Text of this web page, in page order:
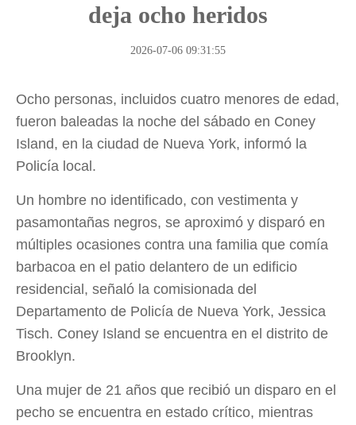
deja ocho heridos
2026-07-06 09:31:55
Ocho personas, incluidos cuatro menores de edad,
fueron baleadas la noche del sábado en Coney
Island, en la ciudad de Nueva York, informó la
Policía local.
Un hombre no identificado, con vestimenta y
pasamontañas negros, se aproximó y disparó en
múltiples ocasiones contra una familia que comía
barbacoa en el patio delantero de un edificio
residencial, señaló la comisionada del
Departamento de Policía de Nueva York, Jessica
Tisch. Coney Island se encuentra en el distrito de
Brooklyn.
Una mujer de 21 años que recibió un disparo en el
pecho se encuentra en estado crítico, mientras